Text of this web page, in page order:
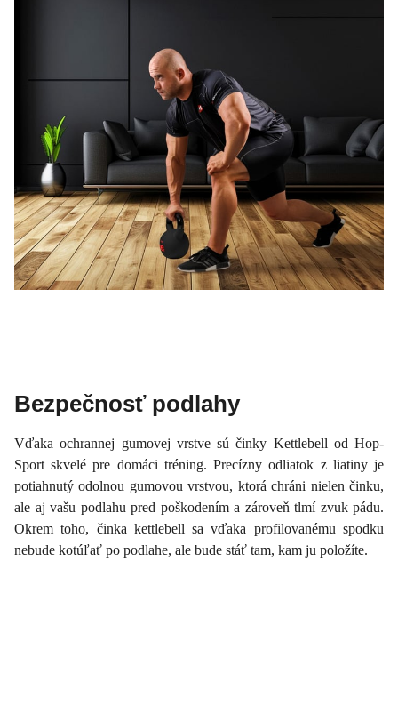
Bezpečnosť podlahy
Vďaka ochrannej gumovej vrstve sú činky Kettlebell od Hop-
Sport skvelé pre domáci tréning. Precízny odliatok z liatiny je
potiahnutý odolnou gumovou vrstvou, ktorá chráni nielen činku,
ale aj vašu podlahu pred poškodením a zároveň tlmí zvuk pádu.
Okrem toho, činka kettlebell sa vďaka profilovanému spodku
nebude kotúľať po podlahe, ale bude stáť tam, kam ju položíte.